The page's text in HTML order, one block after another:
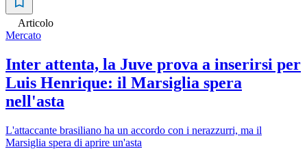
Articolo
Mercato
Inter attenta, la Juve prova a inserirsi per
Luis Henrique: il Marsiglia spera
nell'asta
L'attaccante brasiliano ha un accordo con i nerazzurri, ma il
Marsiglia spera di aprire un'asta